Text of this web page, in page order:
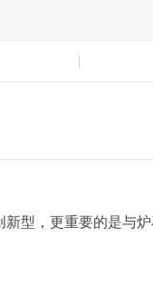
型，更重要的是与